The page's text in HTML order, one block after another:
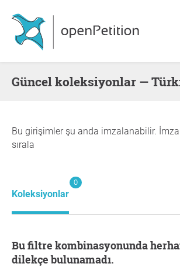
Güncel koleksiyonlar —
Bu girişimler şu anda imzalanabilir. İmza
sırala
Koleksiyonlar
0
Bu filtre kombinasyonunda herhangi bir
dilekçe bulunamadı.